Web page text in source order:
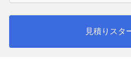
見積りスタ